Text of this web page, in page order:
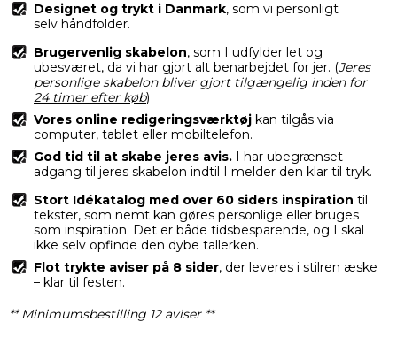
Designet og trykt i Danmark, som vi personligt
selv håndfolder.
Brugervenlig skabelon, som I udfylder let og
ubesværet, da vi har gjort alt benarbejdet for jer. (Jeres
personlige skabelon bliver gjort tilgængelig inden for
24 timer efter køb)
Vores online redigeringsværktøj kan tilgås via
computer, tablet eller mobiltelefon.
God tid til at skabe jeres avis. I har ubegrænset
adgang til jeres skabelon indtil I melder den klar til tryk.
Stort Idékatalog med over 60 siders inspiration til
tekster, som nemt kan gøres personlige eller bruges
som inspiration. Det er både tidsbesparende, og I skal
ikke selv opfinde den dybe tallerken.
Flot trykte aviser på 8 sider, der leveres i stilren æske
– klar til festen.
** Minimumsbestilling 12 aviser **